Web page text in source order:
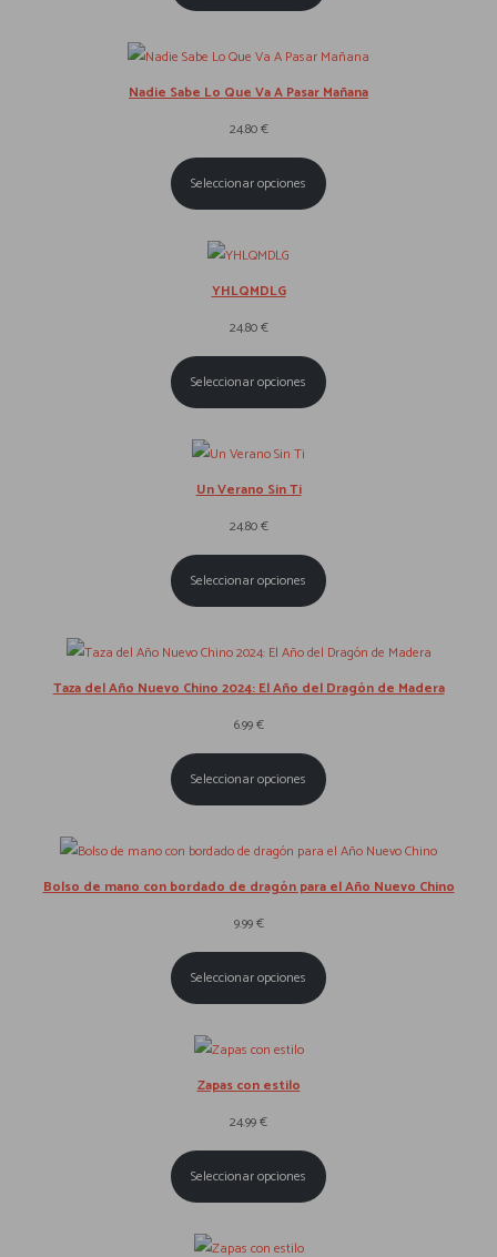
Nadie Sabe Lo Que Va A Pasar Mañana
24.80€
Seleccionar opciones
YHLQMDLG
24.80€
Seleccionar opciones
Un Verano Sin Ti
24.80€
Seleccionar opciones
Taza del Año Nuevo Chino 2024: El Año del Dragón de Madera
6.99€
Seleccionar opciones
Bolso de mano con bordado de dragón para el Año Nuevo Chino
9.99€
Seleccionar opciones
Zapas con estilo
24.99€
Seleccionar opciones